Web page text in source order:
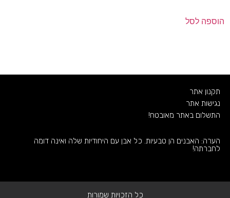
הוספה לסל
תקנון אתר
נגישות אתר
התשלום באתר מאובטח!
הערה: האבנים הן טבעיות. כל אבן עם היחודיות שלה ואינה דומה
לחברתה!
כל הזכויות שמורות